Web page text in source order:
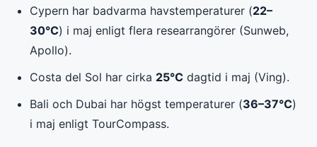
Cypern har badvarma havstemperaturer (22–
30°C) i maj enligt flera researrangörer (Sunweb,
Apollo).
Costa del Sol har cirka 25°C dagtid i maj (Ving).
Bali och Dubai har högst temperaturer (36–37°C)
i maj enligt TourCompass.